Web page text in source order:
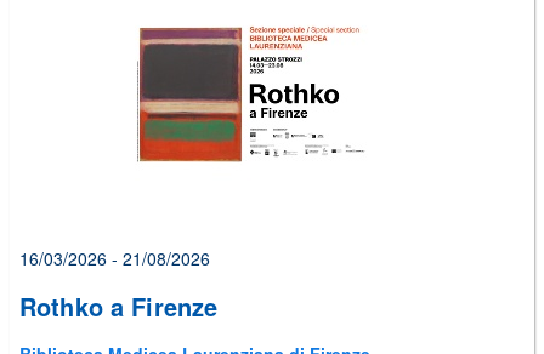
16/03/2026 - 21/08/2026
Rothko a Firenze